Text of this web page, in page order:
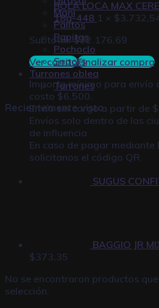
BOLA LOCA MAX
18g-448 1 × $
Subtotal: $22.176,69
Ver carritoFinalizar compra
Importe mínimo para envío
costo $6.500.
Envío sin cargo a partir de
Envíos solo dentro de las
de influencia
En caso de pagar mediante
solicitanos el código QR
Maní
Palitos
Papitas
Pochoclo
Snacks
Turrones oblea
Turrones
Recientemente visto
SUGUS
BAGGIO JR
$373,35
No se encontraron productos
selección.